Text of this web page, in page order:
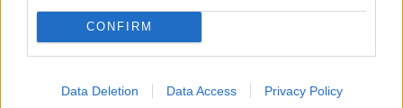
CONFIRM
Data Deletion Data Access Privacy Policy